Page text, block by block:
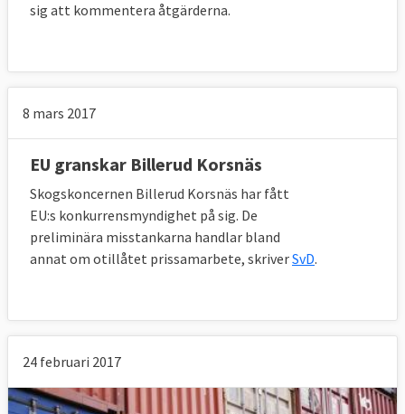
sig att kommentera åtgärderna.
8 mars 2017
EU granskar Billerud Korsnäs
Skogskoncernen Billerud Korsnäs har fått
EU:s konkurrensmyndighet på sig. De
preliminära misstankarna handlar bland
annat om otillåtet prissamarbete, skriverSvD.
24 februari 2017